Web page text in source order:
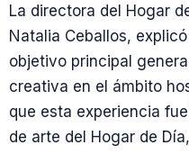
La directora del Hogar
Natalia Ceballos,
objetivo principal
creativa en el ámbito
que esta experiencia
de arte del Hogar de